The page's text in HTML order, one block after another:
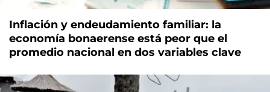
Inflación y endeudamiento familiar: la
economía bonaerense está peor que el
promedio nacional en dos variables clave